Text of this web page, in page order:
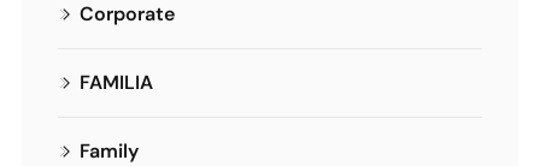
Corporate
FAMILIA
Family